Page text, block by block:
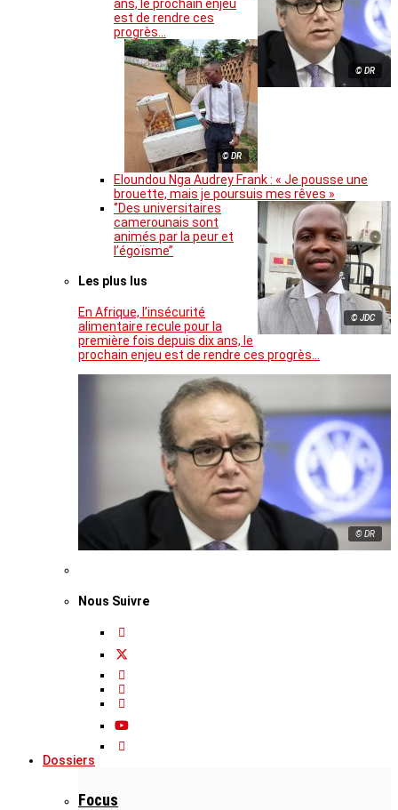
© DR
ans, le prochain enjeu
est de rendre ces
progrès…
© DR
Eloundou Nga Audrey Frank : « Je pousse une
brouette, mais je poursuis mes rêves »
© JDC
‘’Des universitaires
camerounais sont
animés par la peur et
l’égoïsme’’
Les plus lus
En Afrique, l’insécurité
alimentaire recule pour la
première fois depuis dix ans, le
prochain enjeu est de rendre ces progrès…
© DR
Nous Suivre
Dossiers
Focus